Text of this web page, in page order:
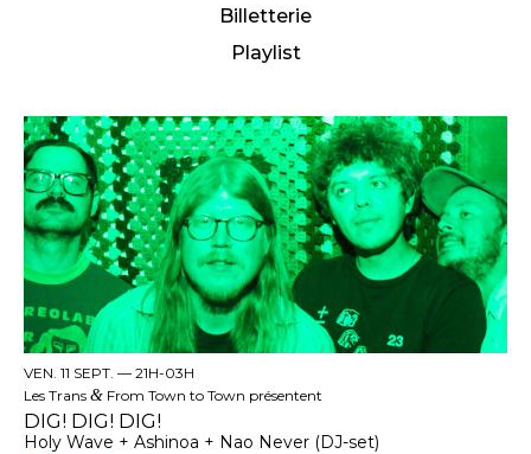
Billetterie
Playlist
VEN. 11 SEPT. — 21H-03H
Les Trans & From Town to Town présentent
DIG! DIG! DIG!
Holy Wave + Ashinoa + Nao Never (DJ-set)